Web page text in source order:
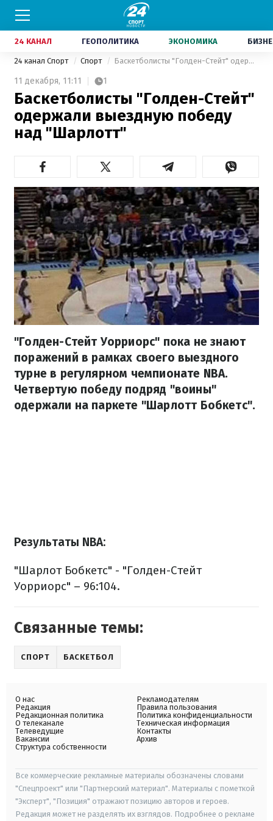
24 КАНАЛ ГЕОПОЛИТИКА ЭКОНОМИКА
24 канал Спорт Спорт Баскетболисты "Голден-Стейт" одержали выездную победу над "Шарлотт"
11 декабря, 11:11 1
Баскетболисты "Голден-Стейт"
одержали выездную победу
над "Шарлотт"
"Голден-Стейт Уорриорс" пока не знают
поражений в рамках своего выездного
турне в регулярном чемпионате NBA.
Четвертую победу подряд "воины"
одержали на паркете "Шарлотт Бобкетс".
Результаты NBA:
"Шарлот Бобкетс" - "Голден-Стейт
Уорриорс" – 96:104.
Связанные темы:
СПОРТ БАСКЕТБОЛ
О нас
Редакция
Редакционная политика
О телеканале
Телеведущие
Вакансии
Структура собственности
Рекламодателям
Правила пользования
Политика конфиденциальности
Техническая информация
Контакты
Архив
Все коммерческие рекламные материалы обозначены словами
"Спецпроект" или "Партнерский материал". Материалы с пометкой
"Эксперт", "Позиция" отражают позицию авторов и героев.
Редакция может не разделять их взглядов. Подробнее о рекламе